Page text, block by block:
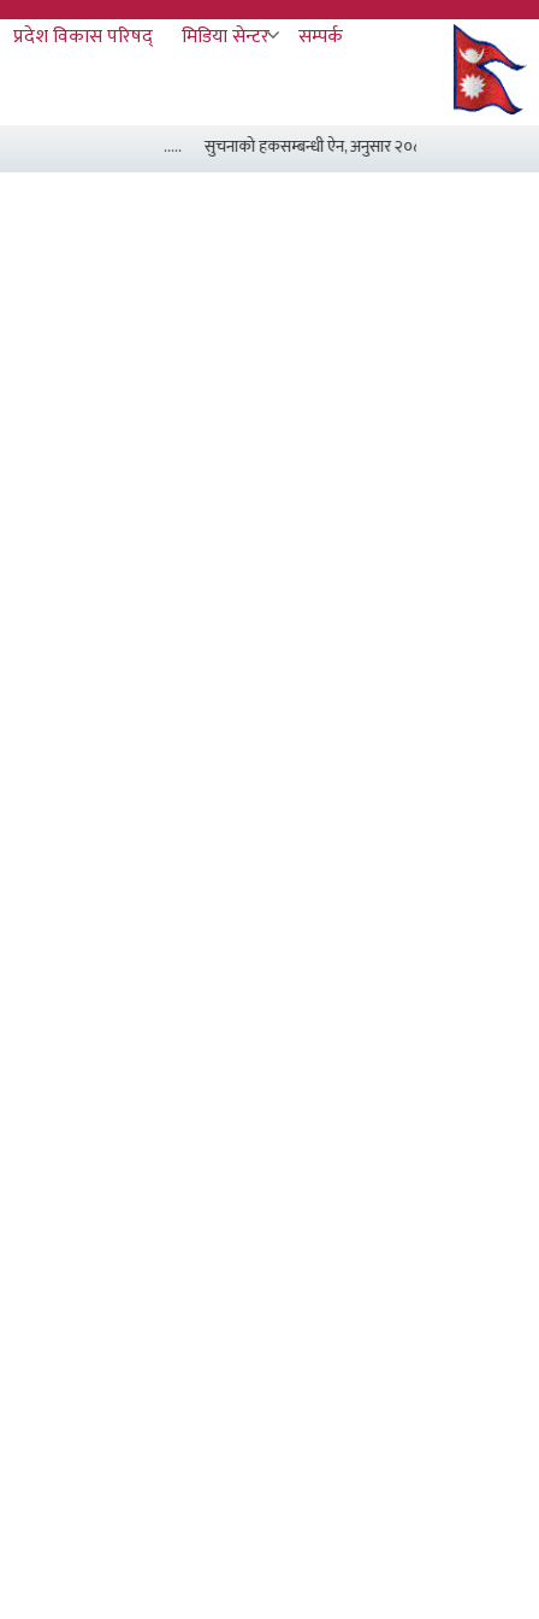
प्रदेश विकास परिषद् मिडिया सेन्टर सम्पर्क
सुचनाको हकसम्बन्धी ऐन, अनुसार २०८३ असार मसान्त सम्म